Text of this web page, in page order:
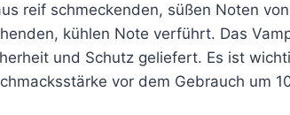
reif schmeckenden, süßen Noten
kühlen Note verführt. Das
und Schutz geliefert. Es ist
vor dem Gebrauch um